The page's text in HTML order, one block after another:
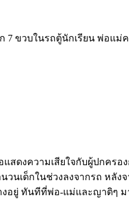
7 ขวบในรถตู้นักเรียน พ่อแ
สดงความเสียใจกับผู้ปกคร
วนเด็กในช่วงลงจากรถ หลั
อยู่ ทันทีที่พ่อ-แม่และญาติๆ